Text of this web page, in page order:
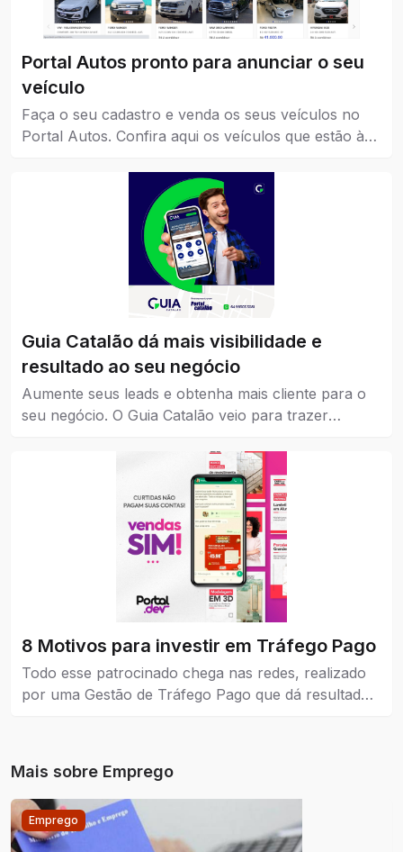
Portal Autos pronto para anunciar o seu
veículo
Faça o seu cadastro e venda os seus veículos no
Portal Autos. Confira aqui os veículos que estão à
Guia Catalão dá mais visibilidade e
resultado ao seu negócio
Aumente seus leads e obtenha mais cliente para o
seu negócio. O Guia Catalão veio para trazer
todos os níveis, pequena, média e grande.
8 Motivos para investir em Tráfego Pago
Todo esse patrocinado chega nas redes, realizado
por uma Gestão de Tráfego Pago que dá resultados
Mais sobre Emprego
Emprego